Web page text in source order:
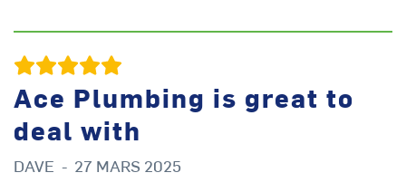
Ace Plumbing is great to
deal with
DAVE - 27 MARS 2025